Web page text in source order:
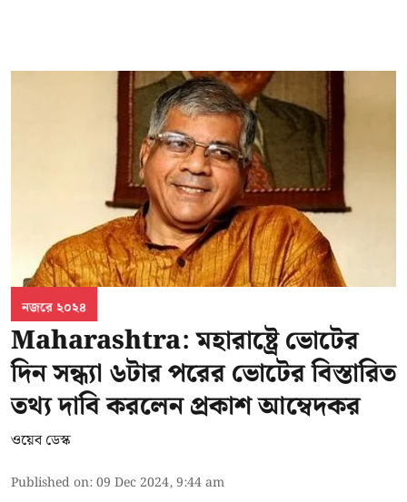
নজরে ২০২৪
Maharashtra: মহারাষ্ট্রে ভোটের
দিন সন্ধ্যা ৬টার পরের ভোটের বিস্তারিত
তথ্য দাবি করলেন প্রকাশ আম্বেদকর
ওয়েব ডেস্ক
Published on:09 Dec 2024, 9:44 am